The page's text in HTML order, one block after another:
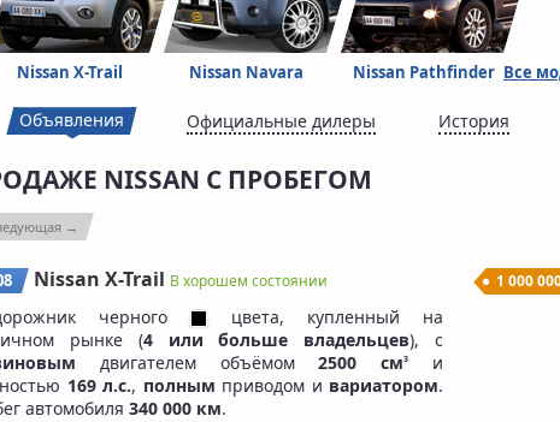
Nissan X-Trail Nissan Navara Nissan Pathfinder Все
Объявления Официальные дилеры История
NISSAN С ПРОБЕГОМ
→
1 000
Nissan X-Trail В хорошем состоянии
черного
цвета, купленный на
рынке (4 или больше владельцев), c
двигателем объёмом2500 см3
и
169 л.с., полным приводом и вариатором.
автомобиля 340 000 км.